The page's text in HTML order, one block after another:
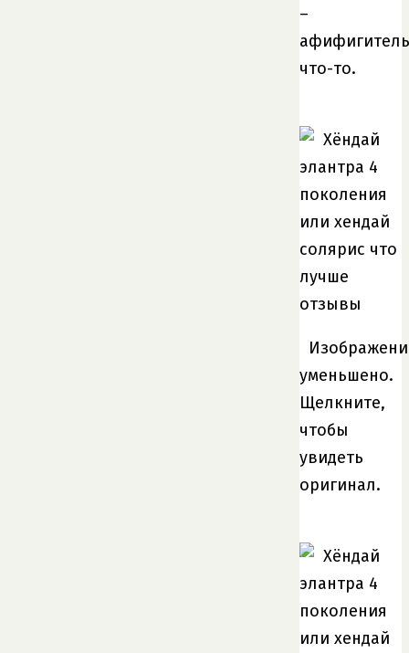
–
что-то.
уменьшено.
Щелкните,
чтобы
увидеть
оригинал.